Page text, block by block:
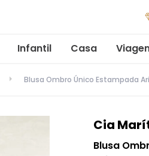
Infantil Casa
Blusa Ombro Único Estampada
Cia
Blusa